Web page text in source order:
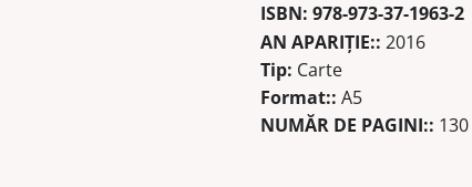
ISBN: 978-973-37-1963-2
AN APARIŢIE:: 2016
Tip: Carte
Format:: A5
NUMĂR DE PAGINI:: 130